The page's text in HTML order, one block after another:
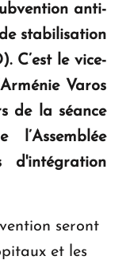
pas. "
et d'avenir
anti-
stabilisation
C’est le vice-
Varos
de la séance
d'intégration
seront
et les